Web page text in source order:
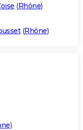
(Rhône)
(Rhône)
)